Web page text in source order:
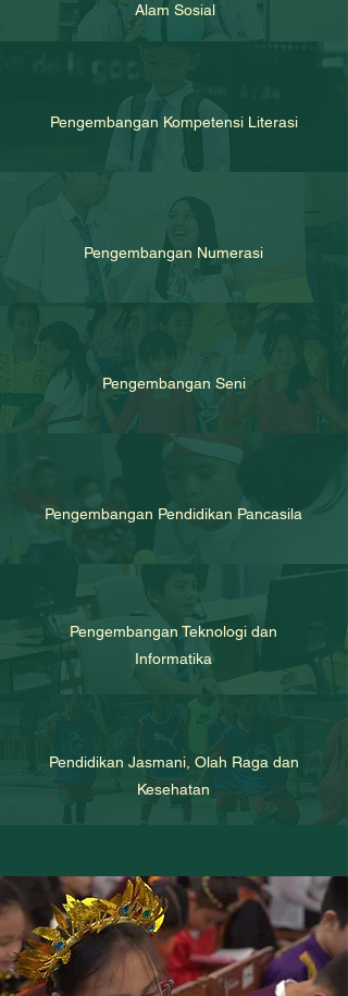
Alam Sosial
Pengembangan Kompetensi Literasi
Pengembangan Numerasi
Pengembangan Seni
Pengembangan Pendidikan Pancasila
Pengembangan Teknologi dan
Informatika
Pendidikan Jasmani, Olah Raga dan
Kesehatan